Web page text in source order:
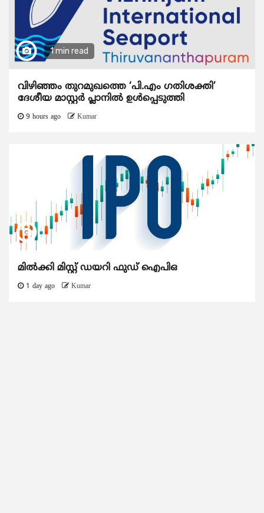
1 min read
വിഴിഞ്ഞം തുറമുഖത്തെ ‘പി.എം ഗതിശക്തി’
ദേശീയ മാസ്റ്റർ പ്ലാനിൽ ഉൾപ്പെടുത്തി
9 hours ago Kumar
മിൽക്കി മിസ്റ്റ് ഡയറി ഫുഡ് ഐപിഒ
1 day ago Kumar